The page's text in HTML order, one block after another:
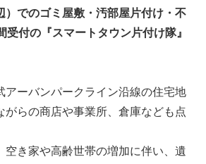
）でのゴミ屋敷・汚部屋片付け・不
受付の『スマートタウン片付け隊』
アーバンパークライン沿線の住宅地
がらの商店や事業所、倉庫なども点
空き家や高齢世帯の増加に伴い、遺